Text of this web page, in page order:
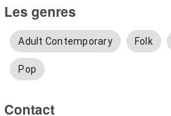
Les genres
Adult Contemporary Folk
Pop
Contact